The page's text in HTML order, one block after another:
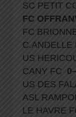
SC PETIT
FC
FC
C.ANDELLE
US
CANY FC
US DES
ASL
LE HAVRE